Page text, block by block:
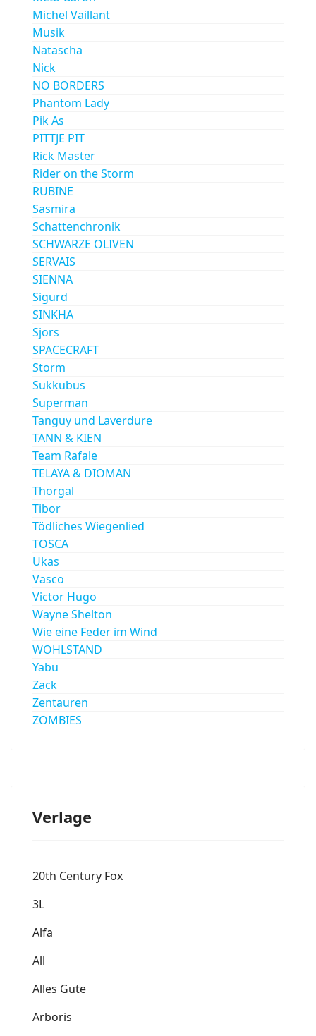
Michel Vaillant
Musik
Natascha
Nick
NO BORDERS
Phantom Lady
Pik As
PITTJE PIT
Rick Master
Rider on the Storm
RUBINE
Sasmira
Schattenchronik
SCHWARZE OLIVEN
SERVAIS
SIENNA
Sigurd
SINKHA
Sjors
SPACECRAFT
Storm
Sukkubus
Superman
Tanguy und Laverdure
TANN & KIEN
Team Rafale
TELAYA & DIOMAN
Thorgal
Tibor
Tödliches Wiegenlied
TOSCA
Ukas
Vasco
Victor Hugo
Wayne Shelton
Wie eine Feder im Wind
WOHLSTAND
Yabu
Zack
Zentauren
ZOMBIES
Verlage
20th Century Fox
3L
Alfa
All
Alles Gute
Arboris